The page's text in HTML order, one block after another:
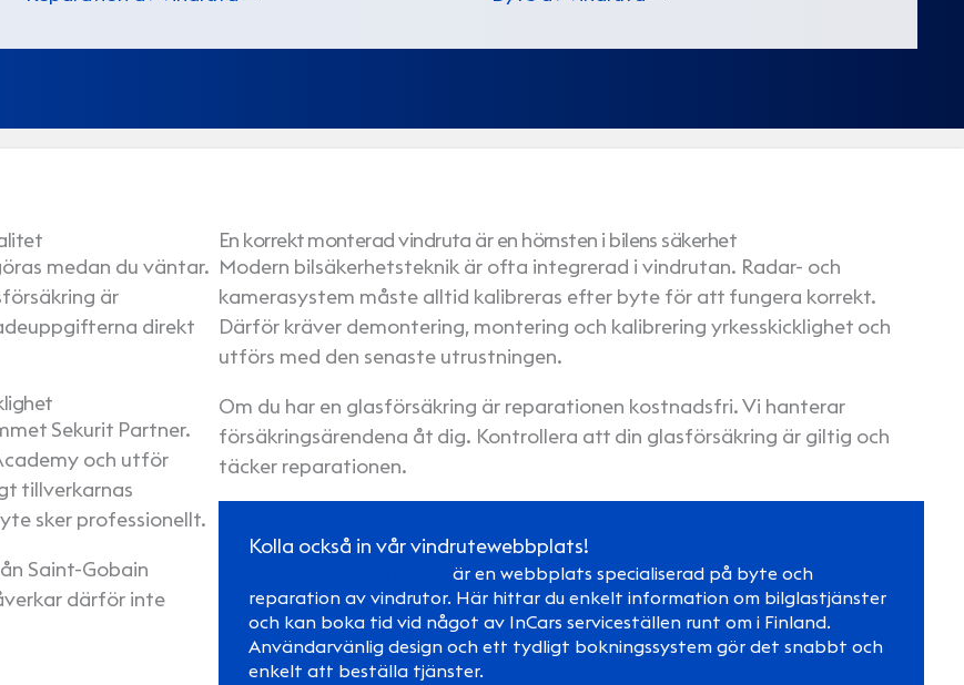
medan du väntar.
är
direkt
Sekurit Partner.
och utför
tillverkarnas
sker professionellt.
Saint-Gobain
därför inte
En korrekt monterad vindruta är en hörnsten i bilens säkerhet
Modern bilsäkerhetsteknik är ofta integrerad i vindrutan. Radar- och
kamerasystem måste alltid kalibreras efter byte för att fungera korrekt.
Därför kräver demontering, montering och kalibrering yrkesskicklighet och
utförs med den senaste utrustningen.
Om du har en glasförsäkring är reparationen kostnadsfri. Vi hanterar
försäkringsärendena åt dig. Kontrollera att din glasförsäkring är giltig och
täcker reparationen.
Kolla också in vår vindrutewebbplats!
är en webbplats specialiserad på byte och
reparation av vindrutor. Här hittar du enkelt information om bilglastjänster
och kan boka tid vid något av InCars serviceställen runt om i Finland.
Användarvänlig design och ett tydligt bokningssystem gör det snabbt och
enkelt att beställa tjänster.